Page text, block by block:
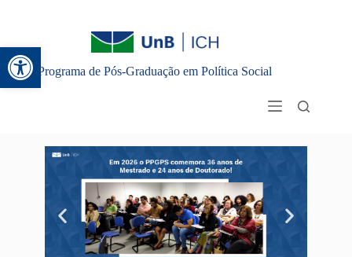
Abrir a barra de ferramentas
Programa de Pós-Graduação em Política Social